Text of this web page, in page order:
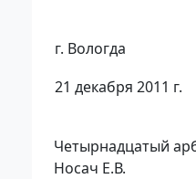
г. Вологда
21 декабря 2011 г.
Четырнадцатый
Носач Е.В.